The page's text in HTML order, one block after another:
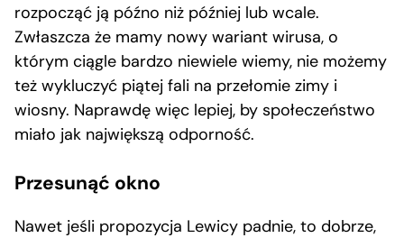
rozpocząć ją późno niż później lub wcale.
Zwłaszcza że mamy nowy wariant wirusa, o
którym ciągle bardzo niewiele wiemy, nie możemy
też wykluczyć piątej fali na przełomie zimy i
wiosny. Naprawdę więc lepiej, by społeczeństwo
miało jak największą odporność.
Przesunąć okno
Nawet jeśli propozycja Lewicy padnie, to dobrze,